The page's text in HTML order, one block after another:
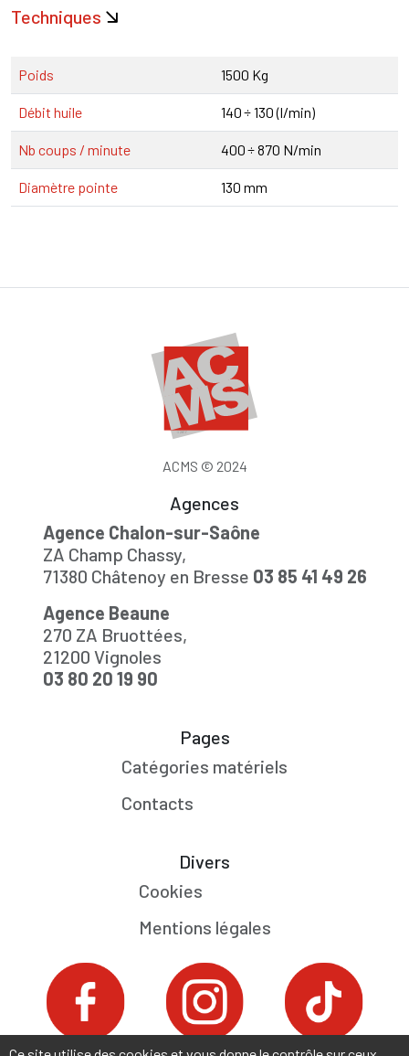
Techniques
Poids 1500 Kg
Débit huile 140 ÷ 130 (l/min)
Nb coups / minute 400 ÷ 870 N/min
Diamètre pointe 130 mm
ACMS © 2024
Agences
Agence Chalon-sur-Saône
ZA Champ Chassy,
71380 Châtenoy en Bresse 03 85 41 49 26
Agence Beaune
270 ZA Bruottées,
21200 Vignoles
03 80 20 19 90
Pages
Catégories matériels
Contacts
Divers
Cookies
Mentions légales